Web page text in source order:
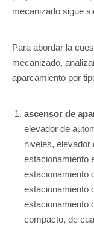
mecanizado sigue
Para abordar la
mecanizado,
aparcamiento por
ascensor de
elevador de
niveles, elevador
estacionamiento
estacionamiento
estacionamiento
estacionamiento
compacto, de